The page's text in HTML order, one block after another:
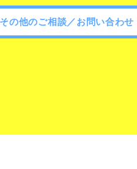
その他のご相談／お問い合わせ